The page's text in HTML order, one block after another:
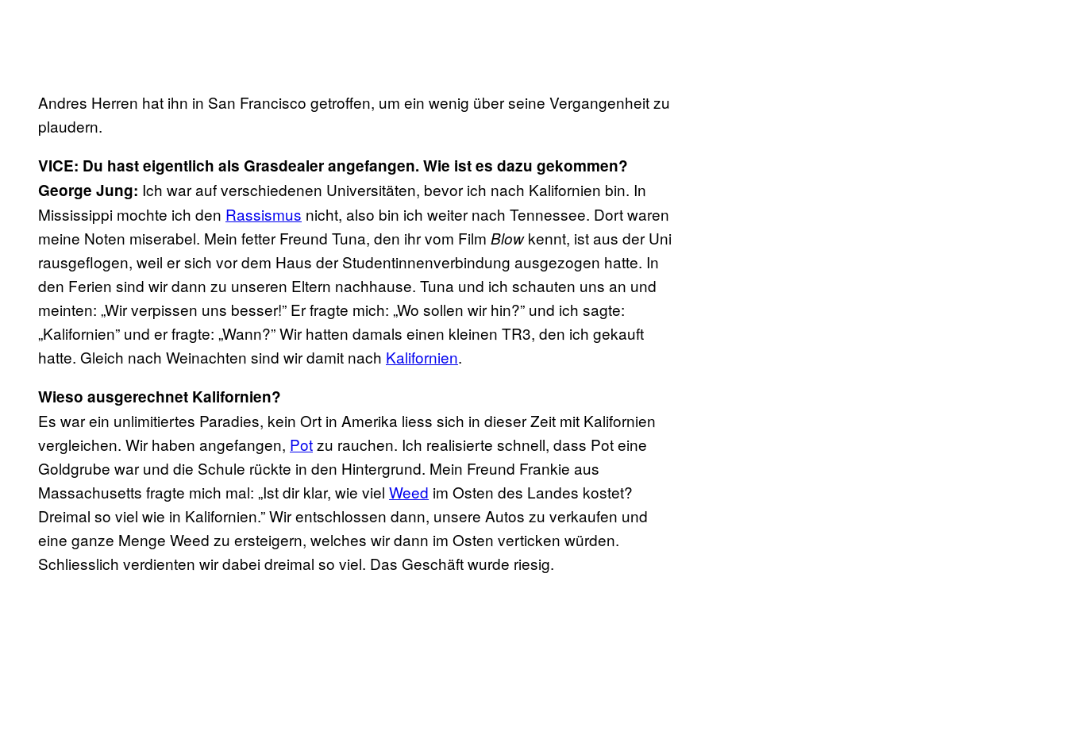
Andres Herren hat ihn in San Francisco getroffen, um ein wenig über seine Vergangenheit zu
plaudern.
VICE: Du hast eigentlich als Grasdealer angefangen. Wie ist es dazu gekommen?
George Jung: Ich war auf verschiedenen Universitäten, bevor ich nach Kalifornien bin. In
Mississippi mochte ich den Rassismus nicht, also bin ich weiter nach Tennessee. Dort waren
meine Noten miserabel. Mein fetter Freund Tuna, den ihr vom Film Blowkennt, ist aus der Uni
rausgeflogen, weil er sich vor dem Haus der Studentinnenverbindung ausgezogen hatte. In
den Ferien sind wir dann zu unseren Eltern nachhause. Tuna und ich schauten uns an und
meinten: „Wir verpissen uns besser!” Er fragte mich: „Wo sollen wir hin?” und ich sagte:
„Kalifornien” und er fragte: „Wann?” Wir hatten damals einen kleinen TR3, den ich gekauft
hatte. Gleich nach Weinachten sind wir damit nach Kalifornien.
Wieso ausgerechnet Kalifornien?
Es war ein unlimitiertes Paradies, kein Ort in Amerika liess sich in dieser Zeit mit Kalifornien
vergleichen. Wir haben angefangen, Potzu rauchen. Ich realisierte schnell, dass Pot eine
Goldgrube war und die Schule rückte in den Hintergrund. Mein Freund Frankie aus
Massachusetts fragte mich mal: „Ist dir klar, wie viel Weed im Osten des Landes kostet?
Dreimal so viel wie in Kalifornien.” Wir entschlossen dann, unsere Autos zu verkaufen und
eine ganze Menge Weed zu ersteigern, welches wir dann im Osten verticken würden.
Schliesslich verdienten wir dabei dreimal so viel. Das Geschäft wurde riesig.